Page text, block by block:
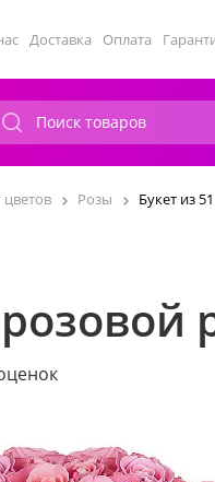
Доставка Оплата
цветов Розы Букет из